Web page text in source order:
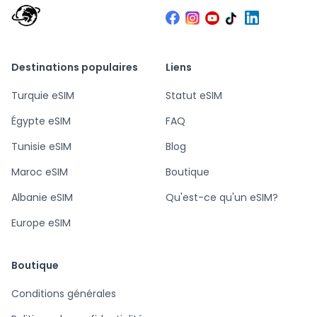
Destinations populaires
Turquie eSIM
Égypte eSIM
Tunisie eSIM
Maroc eSIM
Albanie eSIM
Europe eSIM
Liens
Statut eSIM
FAQ
Blog
Boutique
Qu'est-ce qu'un eSIM?
Boutique
Conditions générales